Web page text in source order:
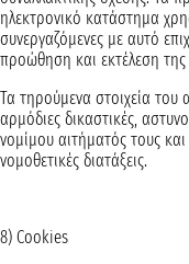
ηλεκτρονικό κατάστημα
συνεργαζόμενες με αυτό
προώθηση και εκτέλεση της
Τα τηρούμενα στοιχεία του
αρμόδιες δικαστικές,
νομίμου αιτήματός τους
νομοθετικές διατάξεις.
8) Cookies